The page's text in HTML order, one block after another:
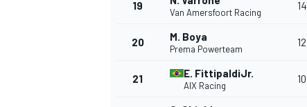
19
Van Amersfoort Racing
14
20 M. Boya
Prema Powerteam
12
21 E. FittipaldiJr.
AIX Racing
10